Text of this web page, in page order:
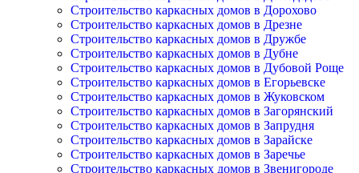
Строительство каркасных домов в Дорохово
Строительство каркасных домов в Дрезне
Строительство каркасных домов в Дружбе
Строительство каркасных домов в Дубне
Строительство каркасных домов в Дубовой Роще
Строительство каркасных домов в Егорьевске
Строительство каркасных домов в Жуковском
Строительство каркасных домов в Загорянский
Строительство каркасных домов в Запрудня
Строительство каркасных домов в Зарайске
Строительство каркасных домов в Заречье
Строительство каркасных домов в Звенигороде